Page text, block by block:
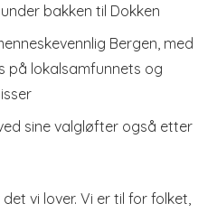
bakken til Dokken
Bergen, med
på lokalsamfunnets og
sine valgløfter også etter
vi lover. Vi er til for folket,